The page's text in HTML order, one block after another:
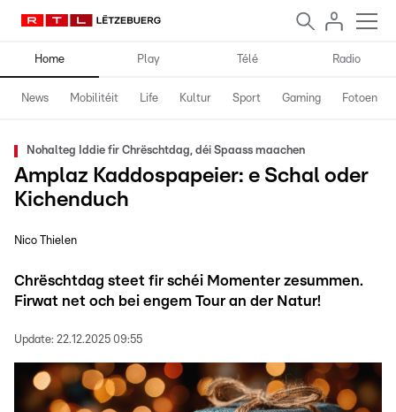
Home Play Télé Radio
News Mobilitéit Life Kultur Sport Gaming Fotoen
Nohalteg Iddie fir Chrëschtdag, déi Spaass maachen
Amplaz Kaddospapeier: e Schal oder
Kichenduch
Nico Thielen
Chrëschtdag steet fir schéi Momenter zesummen.
Firwat net och bei engem Tour an der Natur!
Update: 22.12.2025 09:55